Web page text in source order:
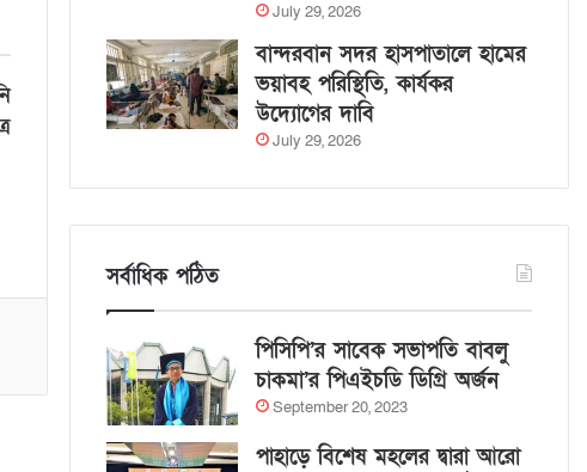
July 29, 2026
বান্দরবান সদর হাসপাতালে হামের
ভয়াবহ পরিস্থিতি, কার্যকর
উদ্যোগের দাবি
July 29, 2026
সর্বাধিক পঠিত
পিসিপি’র সাবেক সভাপতি বাবলু
চাকমা’র পিএইচডি ডিগ্রি অর্জন
September 20, 2023
পাহাড়ে বিশেষ মহলের দ্বারা আরো